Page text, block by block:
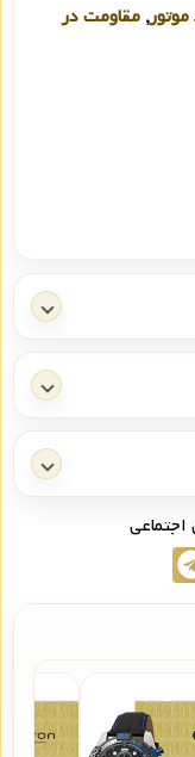
موتور, مقاومت در